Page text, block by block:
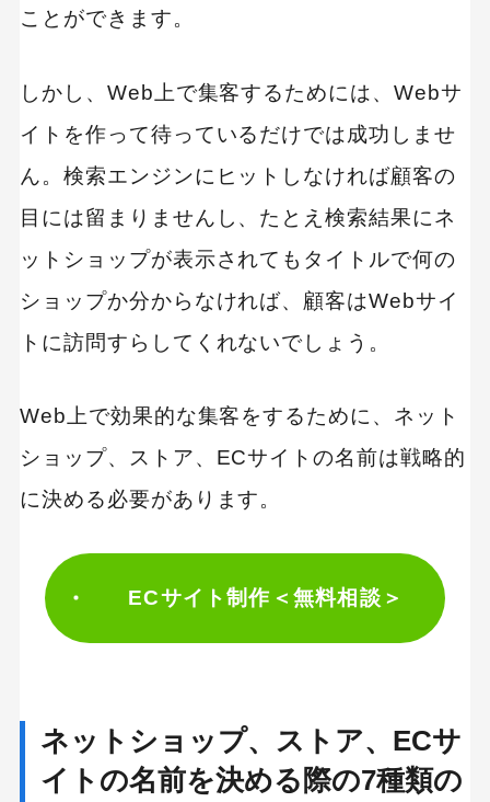
ことができます。
しかし、Web上で集客するためには、Webサ
イトを作って待っているだけでは成功しませ
ん。検索エンジンにヒットしなければ顧客の
目には留まりませんし、たとえ検索結果にネ
ットショップが表示されてもタイトルで何の
ショップか分からなければ、顧客はWebサイ
トに訪問すらしてくれないでしょう。
Web上で効果的な集客をするために、ネット
ショップ、ストア、ECサイトの名前は戦略的
に決める必要があります。
ECサイト制作＜無料相談＞
ネットショップ、ストア、ECサ
イトの名前を決める際の7種類の